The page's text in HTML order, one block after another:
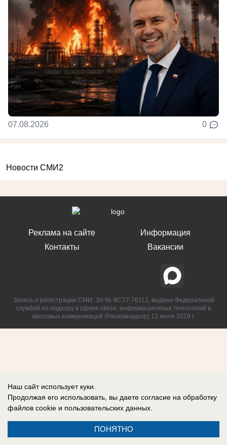
07.08.2026 0
Новости СМИ2
Реклама на сайте
Контакты
Информация
Вакансии
Запись о регистрации СМИ: Эл № ФС77-76112, выдано Федеральной
службой по надзору в сфере связи, информационных технологий и
массовых коммуникаций (Роскомнадзор) 12 июля 2019 г.
Наш сайт использует куки.
Продолжая его использовать, вы даете согласие на обработку
файлов cookie и пользовательских данных.
ПОНЯТНО